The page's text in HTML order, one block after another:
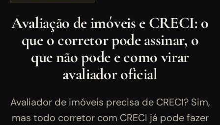
Avaliação de imóveis e CRECI: o
que o corretor pode assinar, o
que não pode e como virar
avaliador oficial
Avaliador de imóveis precisa de CRECI? Sim,
mas todo corretor com CRECI já pode fazer